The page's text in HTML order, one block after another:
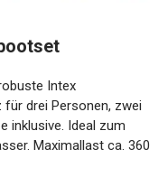
Intex
drei Personen,
inklusive. Ideal
Wasser. Maximallast